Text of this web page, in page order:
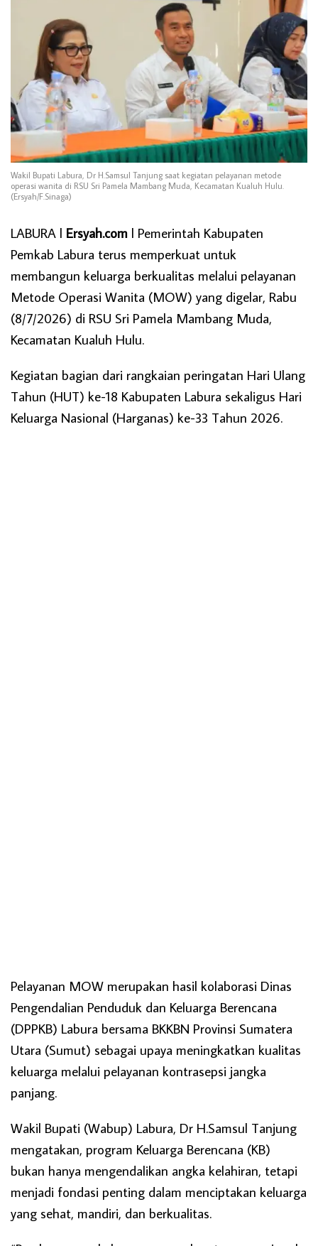
Wakil Bupati Labura, Dr H.Samsul Tanjung saat kegiatan pelayanan metode
operasi wanita di RSU Sri Pamela Mambang Muda, Kecamatan Kualuh Hulu.
(Ersyah/F.Sinaga)
LABURA l Ersyah.com l Pemerintah Kabupaten
Pemkab Labura terus memperkuat untuk
membangun keluarga berkualitas melalui pelayanan
Metode Operasi Wanita (MOW) yang digelar, Rabu
(8/7/2026) di RSU Sri Pamela Mambang Muda,
Kecamatan Kualuh Hulu.
Kegiatan bagian dari rangkaian peringatan Hari Ulang
Tahun (HUT) ke-18 Kabupaten Labura sekaligus Hari
Keluarga Nasional (Harganas) ke-33 Tahun 2026.
Pelayanan MOW merupakan hasil kolaborasi Dinas
Pengendalian Penduduk dan Keluarga Berencana
(DPPKB) Labura bersama BKKBN Provinsi Sumatera
Utara (Sumut) sebagai upaya meningkatkan kualitas
keluarga melalui pelayanan kontrasepsi jangka
panjang.
Wakil Bupati (Wabup) Labura, Dr H.Samsul Tanjung
mengatakan, program Keluarga Berencana (KB)
bukan hanya mengendalikan angka kelahiran, tetapi
menjadi fondasi penting dalam menciptakan keluarga
yang sehat, mandiri, dan berkualitas.